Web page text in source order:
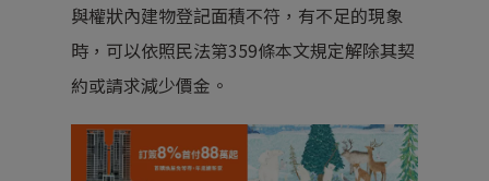
與權狀內建物登記面積不符，有不足的現象
時，可以依照民法第359條本文規定解除其契
約或請求減少價金。